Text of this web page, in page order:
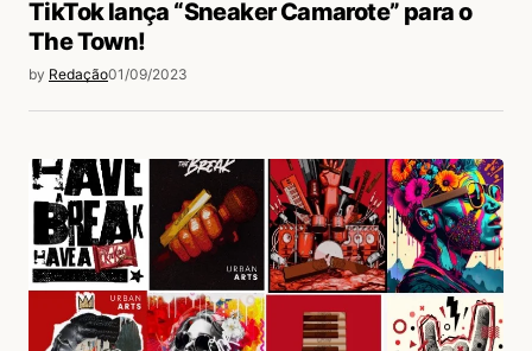
TikTok lança “Sneaker Camarote” para o
The Town!
by Redação01/09/2023